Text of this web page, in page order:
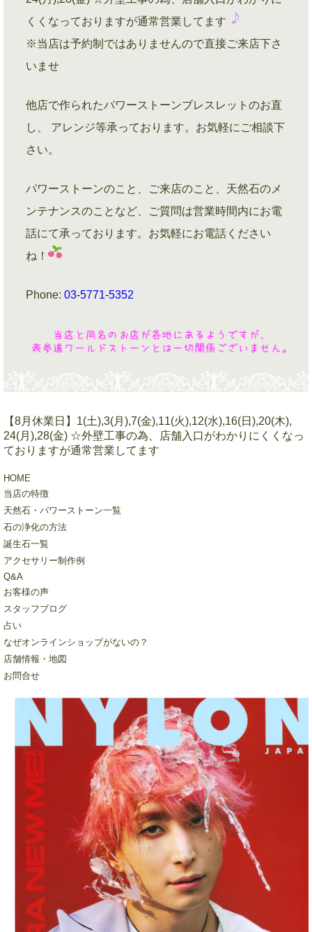
くくなっておりますが通常営業してます
※当店は予約制ではありませんので直接ご来店下さ
いませ
他店で作られたパワーストーンブレスレットのお直
し、 アレンジ等承っております。お気軽にご相談下
さい。
パワーストーンのこと、ご来店のこと、天然石のメ
ンテナンスのことなど、ご質問は営業時間内にお電
話にて承っております。お気軽にお電話ください
ね！
Phone: 03-5771-5352
【8月休業日】1(土),3(月),7(金),11(火),12(水),16(日),20(木),
24(月),28(金) ☆外壁工事の為、店舗入口がわかりにくくなっ
ておりますが通常営業してます
HOME
当店の特徴
天然石・パワーストーン一覧
石の浄化の方法
誕生石一覧
アクセサリー制作例
Q&A
お客様の声
スタッフブログ
占い
なぜオンラインショップがないの？
店舗情報・地図
お問合せ